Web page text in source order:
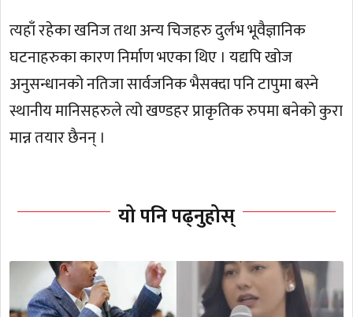
त्यहाँ रहेका खनिज तथा अन्य चिजहरु दुर्लभ भूवैज्ञानिक
घटनाहरुका कारण निर्माण भएका थिए । यद्यपि खोज
अनुसन्धानको नतिजा सार्वजनिक भैसक्दा पनि टापुमा बस्ने
स्थानीय मानिसहरुले त्यो खण्डहर प्राकृतिक रुपमा बनेको कुरा
मान्न तयार छैनन् ।
यो पनि पढ्नुहोस्